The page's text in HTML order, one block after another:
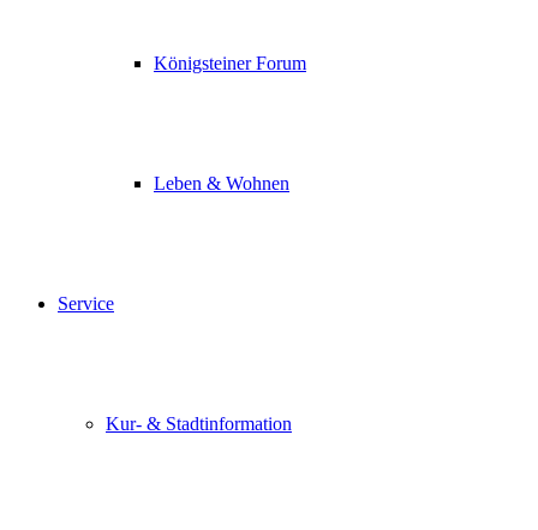
Königsteiner Forum
Leben & Wohnen
Service
Kur- & Stadtinformation